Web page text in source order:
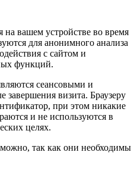
вашем устройстве во время
для анонимного анализа
с сайтом и
функций.
сеансовыми и
завершения визита. Браузеру
при этом никакие
и не используются в
целях.
так как они необходимы